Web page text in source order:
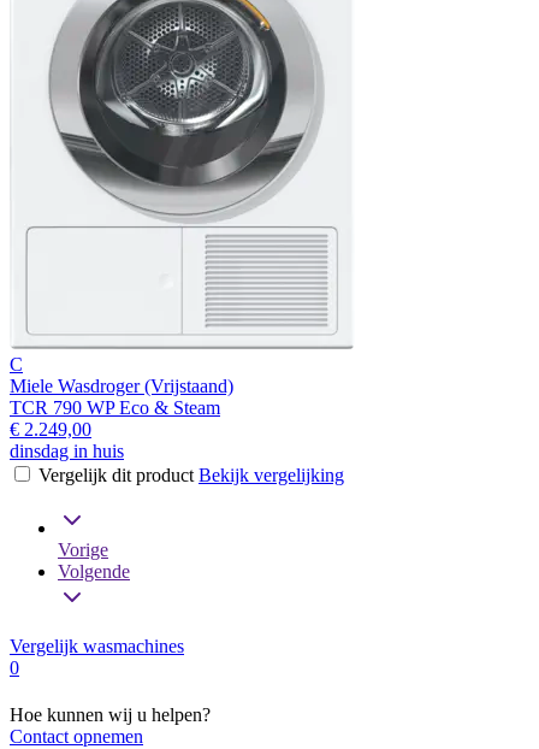
C
Miele Wasdroger (Vrijstaand)
TCR 790 WP Eco & Steam
€ 2.249,00
dinsdag in huis
Vergelijk dit product Bekijk vergelijking
Vorige
Volgende
Vergelijk wasmachines
0
Hoe kunnen wij u helpen?
Contact opnemen